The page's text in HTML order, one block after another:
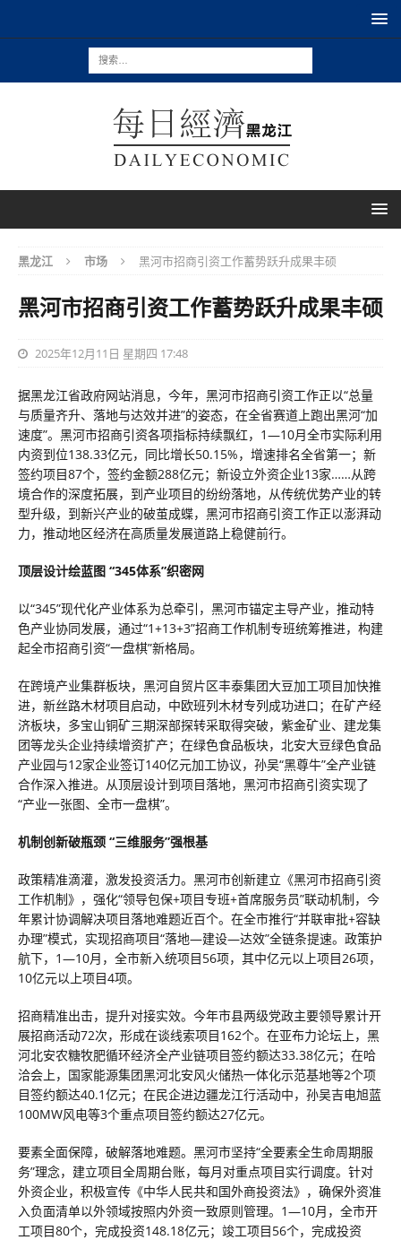
黑龙江 市场 黑河市招商引资工作蓄势跃升成果丰硕
黑河市招商引资工作蓄势跃升成果丰硕
2025年12月11日 星期四 17:48
据黑龙江省政府网站消息，今年，黑河市招商引资工作正以“总量
与质量齐升、落地与达效并进”的姿态，在全省赛道上跑出黑河“加
速度”。黑河市招商引资各项指标持续飘红，1—10月全市实际利用
内资到位138.33亿元，同比增长50.15%，增速排名全省第一；新
签约项目87个，签约金额288亿元；新设立外资企业13家……从跨
境合作的深度拓展，到产业项目的纷纷落地，从传统优势产业的转
型升级，到新兴产业的破茧成蝶，黑河市招商引资工作正以澎湃动
力，推动地区经济在高质量发展道路上稳健前行。
顶层设计绘蓝图 “345体系”织密网
以“345”现代化产业体系为总牵引，黑河市锚定主导产业，推动特
色产业协同发展，通过“1+13+3”招商工作机制专班统筹推进，构建
起全市招商引资“一盘棋”新格局。
在跨境产业集群板块，黑河自贸片区丰泰集团大豆加工项目加快推
进，新丝路木材项目启动，中欧班列木材专列成功进口；在矿产经
济板块，多宝山铜矿三期深部探转采取得突破，紫金矿业、建龙集
团等龙头企业持续增资扩产；在绿色食品板块，北安大豆绿色食品
产业园与12家企业签订140亿元加工协议，孙吴“黑尊牛”全产业链
合作深入推进。从顶层设计到项目落地，黑河市招商引资实现了
“产业一张图、全市一盘棋”。
机制创新破瓶颈 “三维服务”强根基
政策精准滴灌，激发投资活力。黑河市创新建立《黑河市招商引资
工作机制》，强化“领导包保+项目专班+首席服务员”联动机制，今
年累计协调解决项目落地难题近百个。在全市推行“并联审批+容缺
办理”模式，实现招商项目“落地—建设—达效”全链条提速。政策护
航下，1—10月，全市新入统项目56项，其中亿元以上项目26项，
10亿元以上项目4项。
招商精准出击，提升对接实效。今年市县两级党政主要领导累计开
展招商活动72次，形成在谈线索项目162个。在亚布力论坛上，黑
河北安农糖牧肥循环经济全产业链项目签约额达33.38亿元；在哈
洽会上，国家能源集团黑河北安风火储热一体化示范基地等2个项
目签约额达40.1亿元；在民企进边疆龙江行活动中，孙吴吉电旭蓝
100MW风电等3个重点项目签约额达27亿元。
要素全面保障，破解落地难题。黑河市坚持“全要素全生命周期服
务”理念，建立项目全周期台账，每月对重点项目实行调度。针对
外资企业，积极宣传《中华人民共和国外商投资法》，确保外资准
入负面清单以外领域按照内外资一致原则管理。1—10月，全市开
工项目80个，完成投资148.18亿元；竣工项目56个，完成投资